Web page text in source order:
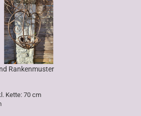
Rankenmuster
Kette: 70 cm